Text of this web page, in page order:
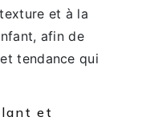
et à la
afin de
tendance qui
et